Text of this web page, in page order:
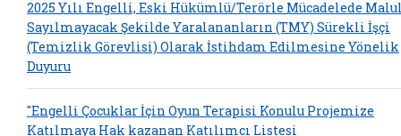
2025 Yılı Engelli, Eski Hükümlü/Terörle Mücadelede
Sayılmayacak Şekilde Yaralananların (TMY) Sürekli İşçi
(Temizlik Görevlisi) Olarak İstihdam Edilmesine Yönelik
Duyuru
"Engelli Çocuklar İçin Oyun Terapisi Konulu Projemize
Katılmaya Hak kazanan Katılımcı Listesi